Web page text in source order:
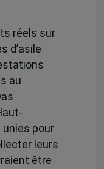
réels sur
d’asile
au
pour
leurs
être